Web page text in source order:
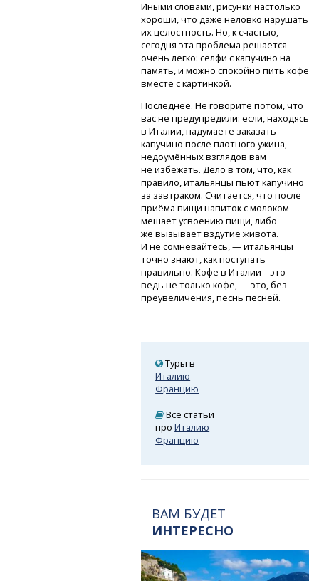
Иными словами, рисунки настолько
хороши, что даже неловко нарушать
их целостность. Но, к счастью,
сегодня эта проблема решается
очень легко: селфи с капучино на
память, и можно спокойно пить кофе
вместе с картинкой.
Последнее. Не говорите потом, что
вас не предупредили: если, находясь
в Италии, надумаете заказать
капучино после плотного ужина,
недоумённых взглядов вам
не избежать. Дело в том, что, как
правило, итальянцы пьют капучино
за завтраком. Считается, что после
приёма пищи напиток с молоком
мешает усвоению пищи, либо
же вызывает вздутие живота.
И не сомневайтесь, — итальянцы
точно знают, как поступать
правильно. Кофе в Италии – это
ведь не только кофе, — это, без
преувеличения, песнь песней.
Туры в
Италию
Францию
Все статьи
проИталию
Францию
ВАМ БУДЕТ
ИНТЕРЕСНО